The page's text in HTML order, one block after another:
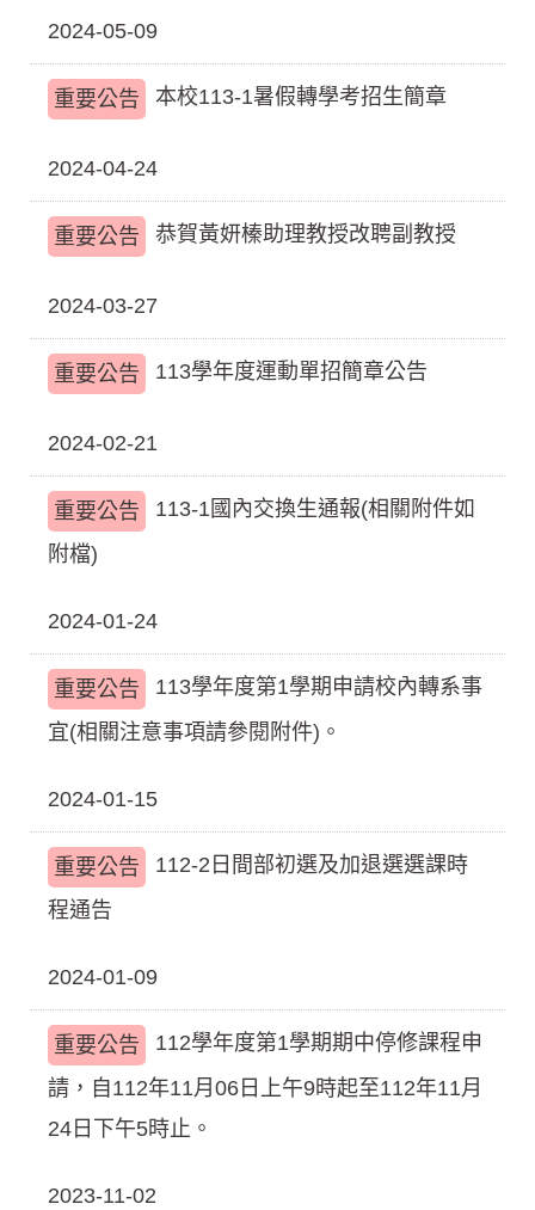
2024-05-09
重要公告 本校113-1暑假轉學考招生簡章
2024-04-24
重要公告 恭賀黃妍榛助理教授改聘副教授
2024-03-27
重要公告 113學年度運動單招簡章公告
2024-02-21
重要公告
113-1國內交換生通報(相關附件如
附檔)
2024-01-24
重要公告
113學年度第1學期申請校內轉系事
宜(相關注意事項請參閱附件)。
2024-01-15
重要公告
112-2日間部初選及加退選選課時
程通告
2024-01-09
重要公告
112學年度第1學期期中停修課程申
請，自112年11月06日上午9時起至112年11月
24日下午5時止。
2023-11-02